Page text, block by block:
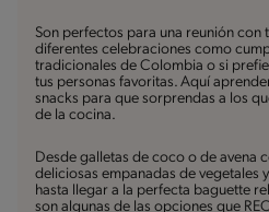
Son perfectos para una reunión con
diferentes celebraciones como
tradicionales de Colombia o si
tus personas favoritas. Aquí
snacks para que sorprendas a los
de la cocina.
Desde galletas de coco o de avena
deliciosas empanadas de vegetales
hasta llegar a la perfecta baguette
son algunas de las opciones que